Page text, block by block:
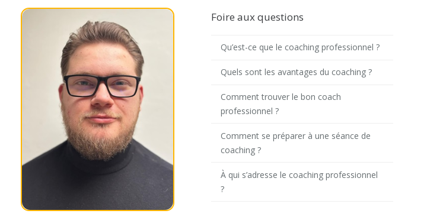
Foire aux questions
Qu’est-ce que le coaching professionnel ?
Quels sont les avantages du coaching ?
Comment trouver le bon coach
professionnel ?
Comment se préparer à une séance de
coaching ?
À qui s’adresse le coaching professionnel
?